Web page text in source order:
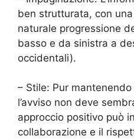
ben strutturata, con
naturale progressione
basso e da sinistra a
occidentali).
– Stile: Pur
l’avviso non deve
approccio positivo può
collaborazione e il